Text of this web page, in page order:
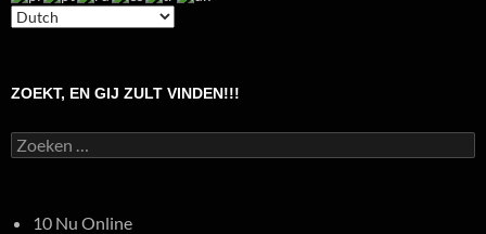
ZOEKT, EN GIJ ZULT VINDEN!!!
Zoeken
naar:
10 Nu Online